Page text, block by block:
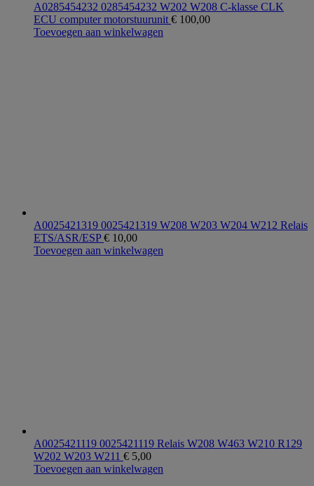
A0285454232 0285454232 W202 W208 C-klasse CLK
ECU computer motorstuurunit € 100,00
Toevoegen aan winkelwagen
A0025421319 0025421319 W208 W203 W204 W212 Relais
ETS/ASR/ESP€ 10,00
Toevoegen aan winkelwagen
A0025421119 0025421119 Relais W208 W463 W210 R129
W202 W203 W211 € 5,00
Toevoegen aan winkelwagen